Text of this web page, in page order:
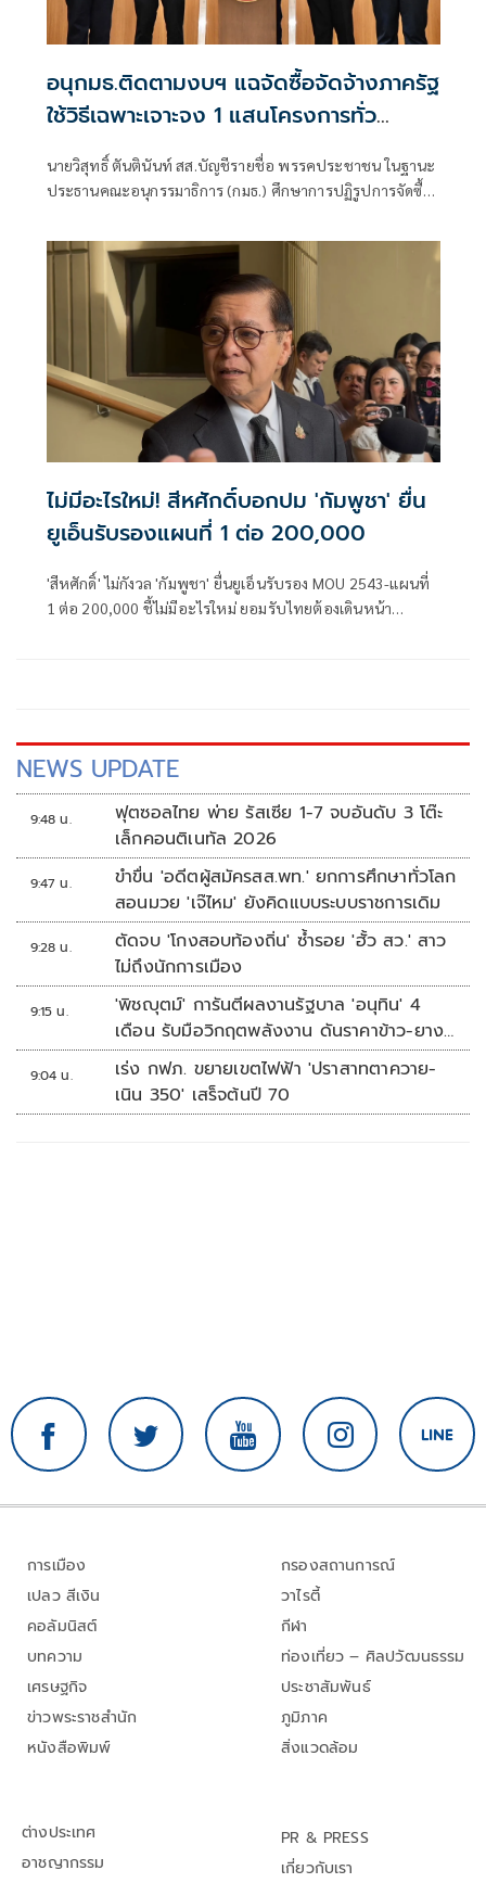
อนุกมธ.ติดตามงบฯ แฉจัดซื้อจัดจ้างภาครัฐ
ใช้วิธีเฉพาะเจาะจง 1 แสนโครงการทั่ว
ประเทศ เอื้อทุจริตงบกว่า 5 หมื่นล้านบาท
นายวิสุทธิ์ ตันตินันท์ สส.บัญชีรายชื่อ พรรคประชาชน ในฐานะ
ประธานคณะอนุกรรมาธิการ (กมธ.) ศึกษาการปฏิรูปการจัดซื้อ
ติดตามการบริหารงบประมาณ สภาผู้แทนราษฎร แถลงความ
คืบหน้า "การศึกษาการปฏิรูปการจัดซื้อจัดจ้างภาครัฐ" ว่า คณะ
อนุกรรมาธิการชุดนี้ประกอบด้วยตัวแทน สส.
ไม่มีอะไรใหม่! สีหศักดิ์บอกปม 'กัมพูชา' ยื่น
ยูเอ็นรับรองแผนที่ 1 ต่อ 200,000
'สีหศักดิ์' ไม่กังวล 'กัมพูชา' ยื่นยูเอ็นรับรอง MOU 2543-แผนที่
1 ต่อ 200,000​ ชี้ไม่มีอะไรใหม่ ยอมรับไทยต้องเดินหน้า
NEWS UPDATE
9:48 น.
ฟุตซอลไทย พ่าย รัสเซีย 1-7 จบอันดับ 3 โต๊ะ
เล็กคอนติเนทัล 2026
9:47 น.
ขำขื่น 'อดีตผู้สมัครสส.พท.' ยกการศึกษาทั่วโลก
สอนมวย 'เจ๊ไหม' ยังคิดแบบระบบราชการเดิม
9:28 น.
ตัดจบ 'โกงสอบท้องถิ่น' ซ้ำรอย 'ฮั้ว สว.' สาว
ไม่ถึงนักการเมือง
9:15 น.
'พิชญุตม์' การันตีผลงานรัฐบาล 'อนุทิน' 4
เดือน รับมือวิกฤตพลังงาน ดันราคาข้าว-ยาง-
ปาล์ม พุ่งต่อเนื่อง พร้อมอัดมาตรการช่วยลด
ต้นทุน-ขยายตลาดโลก
9:04 น.
เร่ง กฟภ. ขยายเขตไฟฟ้า 'ปราสาทตาควาย-
เนิน 350' เสร็จต้นปี 70
การเมือง
เปลว สีเงิน
คอลัมนิสต์
บทความ
เศรษฐกิจ
ข่าวพระราชสำนัก
หนังสือพิมพ์
กรองสถานการณ์
วาไรตี้
กีฬา
ท่องเที่ยว – ศิลปวัฒนธรรม
ประชาสัมพันธ์
ภูมิภาค
สิ่งแวดล้อม
ต่างประเทศ
อาชญากรรม
PR & PRESS
เกี่ยวกับเรา